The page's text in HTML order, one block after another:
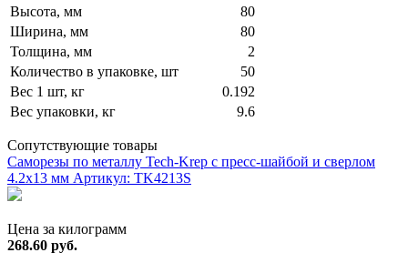
Высота, мм
80
Ширина, мм
80
Толщина, мм
2
Количество в упаковке, шт
50
Вес 1 шт, кг
0.192
Вес упаковки, кг
9.6
Сопутствующие товары
Саморезы по металлу Tech-Krep с пресс-шайбой и сверлом
4.2х13 мм Артикул: TK4213S
Цена за килограмм
268.60 руб.